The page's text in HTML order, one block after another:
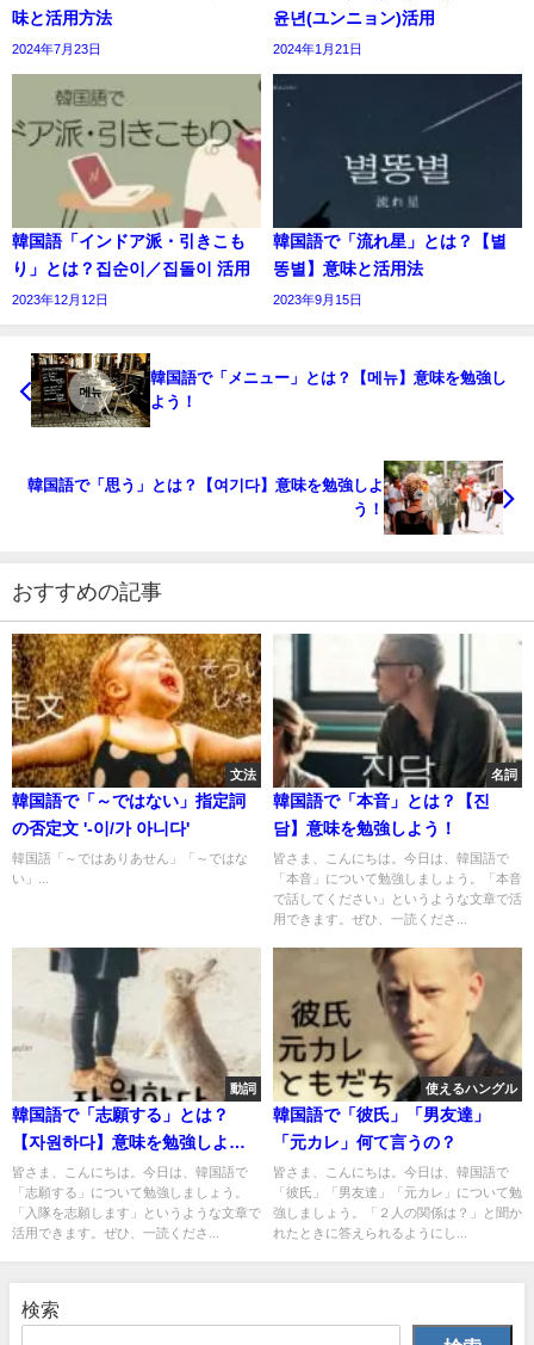
味と活用方法
2024年7月23日
윤년(ユンニョン)活用
2024年1月21日
韓国語「インドア派・引きこも
り」とは？집순이／집돌이 活用
2023年12月12日
韓国語で「流れ星」とは？【별
똥별】意味と活用法
2023年9月15日
韓国語で「メニュー」とは？【메뉴】意味を勉強し
よう！
韓国語で「思う」とは？【여기다】意味を勉強しよ
う！
おすすめの記事
文法
韓国語で「～ではない」指定詞
の否定文 '-이/가 아니다'
韓国語「～ではありあせん」「～ではな
い」...
名詞
韓国語で「本音」とは？【진
담】意味を勉強しよう！
皆さま、こんにちは。今日は、韓国語で
「本音」について勉強しましょう。「本音
で話してください」というような文章で活
用できます。ぜひ、一読くださ...
動詞
韓国語で「志願する」とは？
【자원하다】意味を勉強しよ
う！
皆さま、こんにちは。今日は、韓国語で
「志願する」について勉強しましょう。
「入隊を志願します」というような文章で
活用できます。ぜひ、一読くださ...
使えるハングル
韓国語で「彼氏」「男友達」
「元カレ」何て言うの？
皆さま、こんにちは。今日は、韓国語で
「彼氏」「男友達」「元カレ」について勉
強しましょう。「２人の関係は？」と聞か
れたときに答えられるようにし...
検索